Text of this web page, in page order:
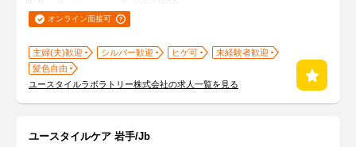
オンライン面接可
主婦(夫)歓迎 シルバー歓迎 ヒゲ可
未経験者歓迎
髪色自由
ユースタイルラボラトリー株式会社の求人一覧を見る
ユースタイルケア 岩手/Jb